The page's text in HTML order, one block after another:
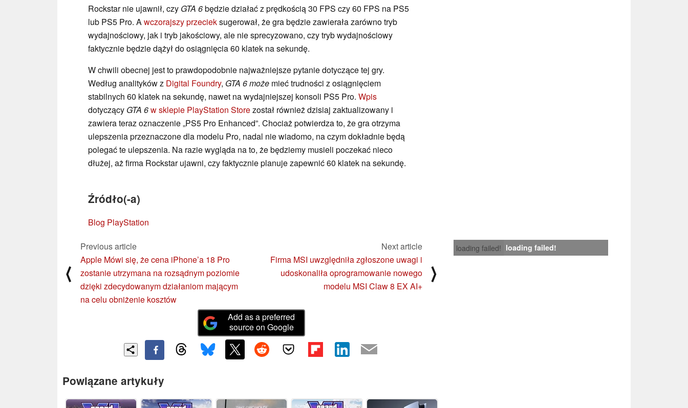
Rockstar nie ujawnił, czy GTA 6będzie działać z prędkością 30 FPS czy 60 FPS na PS5
lub PS5 Pro. Awczorajszy przecieksugerował, że gra będzie zawierała zarówno tryb
wydajnościowy, jak i tryb jakościowy, ale nie sprecyzowano, czy tryb wydajnościowy
faktycznie będzie dążył do osiągnięcia 60 klatek na sekundę.
W chwili obecnej jest to prawdopodobnie najważniejsze pytanie dotyczące tej gry.
Według analityków z Digital Foundry, GTA 6 może mieć trudności z osiągnięciem
stabilnych 60 klatek na sekundę, nawet na wydajniejszej konsoli PS5 Pro. Wpis
dotyczący GTA 6w sklepie PlayStation Storezostał również dzisiaj zaktualizowany i
zawiera teraz oznaczenie „PS5 Pro Enhanced”. Chociaż potwierdza to, że gra otrzyma
ulepszenia przeznaczone dla modelu Pro, nadal nie wiadomo, na czym dokładnie będą
polegać te ulepszenia. Na razie wygląda na to, że będziemy musieli poczekać nieco
dłużej, aż firma Rockstar ujawni, czy faktycznie planuje zapewnić 60 klatek na sekundę.
Źródło(-a)
Blog PlayStation
loading failed! loading failed!
⟨
Previous article
Apple Mówi się, że cena iPhone’a 18 Pro
zostanie utrzymana na rozsądnym poziomie
dzięki zdecydowanym działaniom mającym
na celu obniżenie kosztów
Next article
Firma MSI uwzględniła zgłoszone uwagi i
udoskonaliła oprogramowanie nowego
modelu MSI Claw 8 EX AI+
⟩
Add as a preferred
source on Google
Powiązane artykuły